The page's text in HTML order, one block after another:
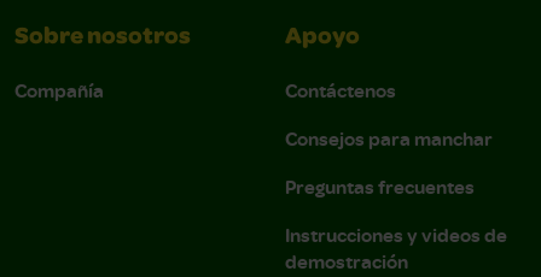
Sobre nosotros
Compañía
Apoyo
Contáctenos
Consejos para manchar
Preguntas frecuentes
Instrucciones y videos de
demostración